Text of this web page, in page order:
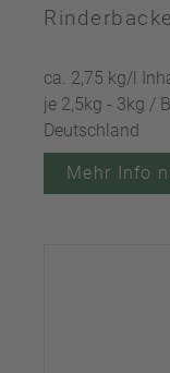
ca. 2,75 kg/l
je 2,5kg - 3kg /
Deutschland
Mehr Info